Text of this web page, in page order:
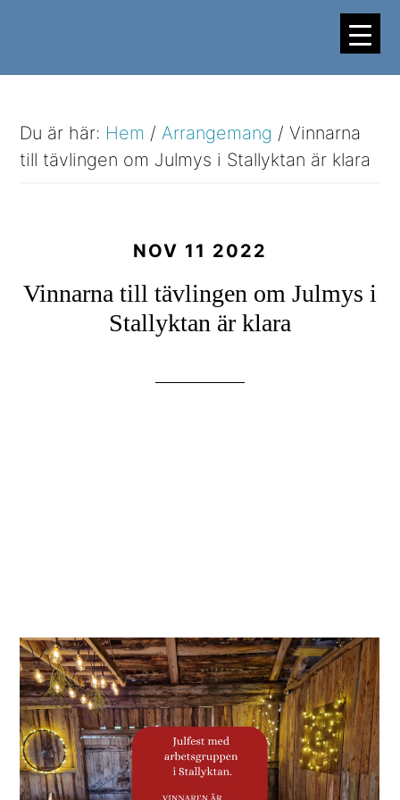
Du är här: Hem / Arrangemang / Vinnarna
till tävlingen om Julmys i Stallyktan är klara
NOV 11 2022
Vinnarna till tävlingen om Julmys i
Stallyktan är klara